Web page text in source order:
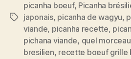
Étiquettes
picanha boeuf, Picanha
japonais, picanha de wagyu,
viande, picanha recette,
pichana viande, quel
bresilien, recette boeuf grille